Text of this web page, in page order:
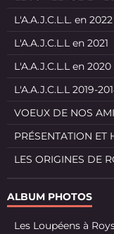
L'A.A.J.C.L.L. en 2022
L'A.A.J.C.L.L en 2021
L'A.A.J.C.L.L en 2020
L'A.A.J.C.L.L 2019-
VOEUX DE NOS
PRÉSENTATION ET
LES ORIGINES DE
ALBUM PHOTOS
Les Loupéens à